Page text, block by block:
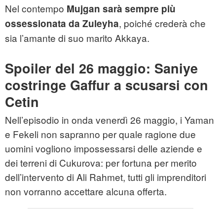
Nel contempo Mujgan sarà sempre più
ossessionata da Zuleyha, poiché crederà che
sia l’amante di suo marito Akkaya.
Spoiler del 26 maggio: Saniye
costringe Gaffur a scusarsi con
Cetin
Nell’episodio in onda venerdì 26 maggio, i Yaman
e Fekeli non sapranno per quale ragione due
uomini vogliono impossessarsi delle aziende e
dei terreni di Cukurova: per fortuna per merito
dell’intervento di Ali Rahmet, tutti gli imprenditori
non vorranno accettare alcuna offerta.